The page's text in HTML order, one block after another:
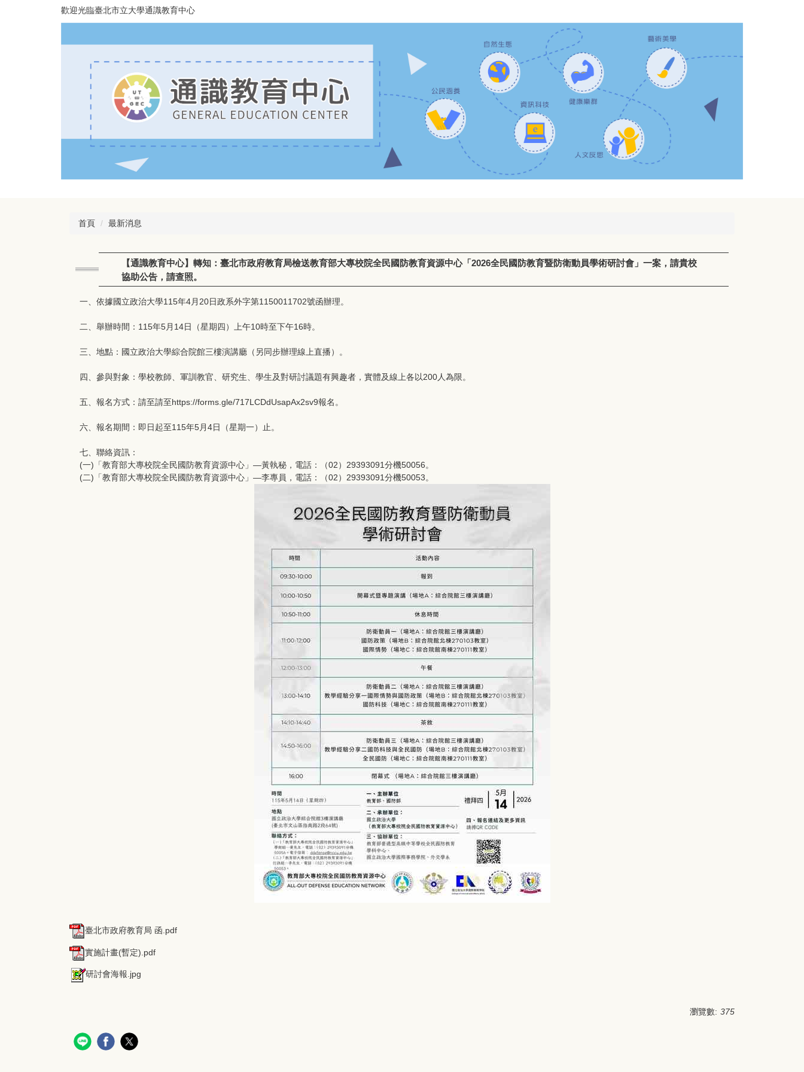
歡迎光臨臺北市立大學通識教育中心
首頁 最新消息
【通識教育中心】轉知：臺北市政府教育局檢送教育部大專校院全民國防教育資源中心「2026全民國防教育暨防衛動員學術研討會」一案，請貴校
協助公告，請查照。
一、依據國立政治大學115年4月20日政系外字第1150011702號函辦理。
二、舉辦時間：115年5月14日（星期四）上午10時至下午16時。
三、地點：國立政治大學綜合院館三樓演講廳（另同步辦理線上直播）。
四、參與對象：學校教師、軍訓教官、研究生、學生及對研討議題有興趣者，實體及線上各以200人為限。
五、報名方式：請至請至https://forms.gle/717LCDdUsapAx2sv9報名。
六、報名期間：即日起至115年5月4日（星期一）止。
七、聯絡資訊：
(一)「教育部大專校院全民國防教育資源中心」―黃執秘，電話：（02）29393091分機50056。
(二)「教育部大專校院全民國防教育資源中心」―李專員，電話：（02）29393091分機50053。
臺北市政府教育局 函.pdf
實施計畫(暫定).pdf
研討會海報.jpg
瀏覽數: 375